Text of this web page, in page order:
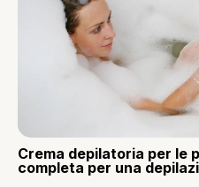
Crema depilatoria per le
completa per una